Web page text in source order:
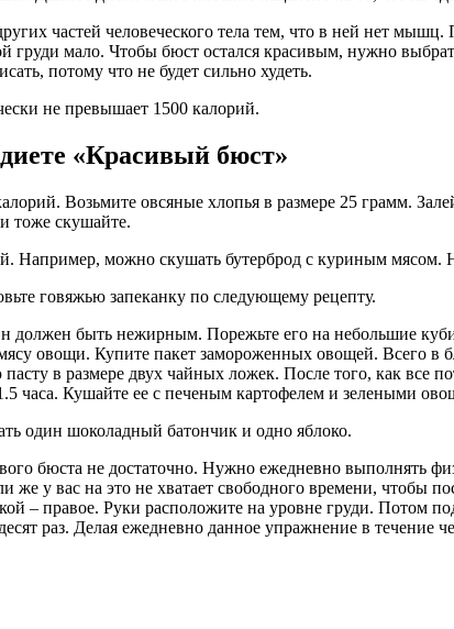
частей человеческого тела тем, что в ней нет
груди мало. Чтобы бюст остался красивым, нужно
потому что не будет сильно худеть.
не превышает 1500 калорий.
«Красивый бюст»
Возьмите овсяные хлопья в размере 25 грамм.
тоже скушайте.
Например, можно скушать бутерброд с куриным мясом.
говяжью запеканку по следующему рецепту.
должен быть нежирным. Порежьте его на небольшие
овощи. Купите пакет замороженных овощей. Всего
в размере двух чайных ложек. После того, как все
часа. Кушайте ее с печеным картофелем и зелеными
один шоколадный батончик и одно яблоко.
бюста не достаточно. Нужно ежедневно выполнять
же у вас на это не хватает свободного времени,
– правое. Руки расположите на уровне груди. Потом
раз. Делая ежедневно данное упражнение в течение